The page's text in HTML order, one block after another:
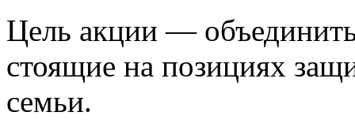
Цель акции —
стоящие на позициях
семьи.